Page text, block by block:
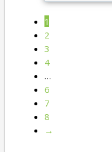
1
2
3
4
…
6
7
8
→